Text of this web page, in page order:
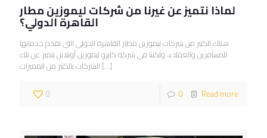
لماذا نتميز عن غيرنا من شركات ليموزين مطار
القاهرة الدولي؟
هناك الكثير من شركات ليموزين مطار القاهرة الدولي التي تقدم خدماتها
للمسافرين والعملاء، ولكننا في شركة كايرو ليموزين أونلاين نتميز عن تلك
الشركات بالكثير من المميزات […]
0
0 Read more